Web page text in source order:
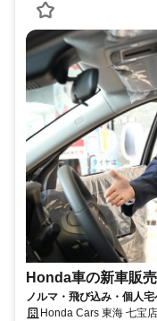
Honda車の新車販
ノルマ・飛び込み・個人
Honda Cars 東海 七宝